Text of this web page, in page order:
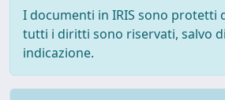
I documenti in IRIS sono protetti
tutti i diritti sono riservati, salvo
indicazione.